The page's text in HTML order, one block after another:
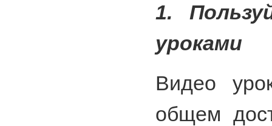
1.
уроками
Видео
общем